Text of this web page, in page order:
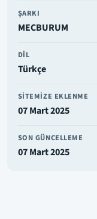
ŞARKI
MECBURUM
DIL
Türkçe
SITEMIZE EKLENME
07 Mart 2025
SON GÜNCELLEME
07 Mart 2025